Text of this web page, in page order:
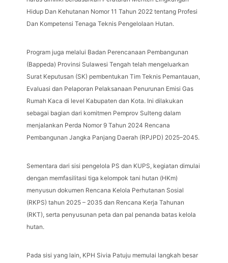
Hidup Dan Kehutanan Nomor 11 Tahun 2022 tentang Profesi
Dan Kompetensi Tenaga Teknis Pengelolaan Hutan.
Program juga melalui Badan Perencanaan Pembangunan
(Bappeda) Provinsi Sulawesi Tengah telah mengeluarkan
Surat Keputusan (SK) pembentukan Tim Teknis Pemantauan,
Evaluasi dan Pelaporan Pelaksanaan Penurunan Emisi Gas
Rumah Kaca di level Kabupaten dan Kota. Ini dilakukan
sebagai bagian dari komitmen Pemprov Sulteng dalam
menjalankan Perda Nomor 9 Tahun 2024 Rencana
Pembangunan Jangka Panjang Daerah (RPJPD) 2025–2045.
Sementara dari sisi pengelola PS dan KUPS, kegiatan dimulai
dengan memfasilitasi tiga kelompok tani hutan (HKm)
menyusun dokumen Rencana Kelola Perhutanan Sosial
(RKPS) tahun 2025 – 2035 dan Rencana Kerja Tahunan
(RKT), serta penyusunan peta dan pal penanda batas kelola
hutan.
Pada sisi yang lain, KPH Sivia Patuju memulai langkah besar